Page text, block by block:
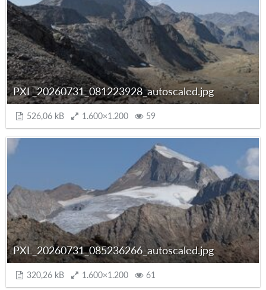
PXL_20260731_081223928_autoscaled.jpg
526,06 kB 1.600×1.200 59
PXL_20260731_085236266_autoscaled.jpg
320,26 kB 1.600×1.200 61